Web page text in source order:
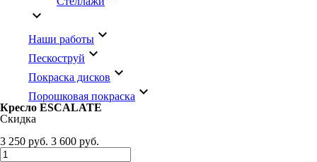
keyboard_arrow_down
Наши работы keyboard_arrow_down
Пескоструй keyboard_arrow_down
Покраска дисков keyboard_arrow_down
Порошковая покраска keyboard_arrow_down
Кресло ESCALATE
Скидка
3 250 руб. 3 600 руб.